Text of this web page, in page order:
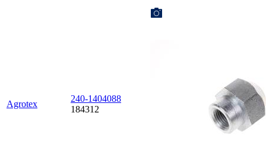
Agrotex
240-1404088
184312